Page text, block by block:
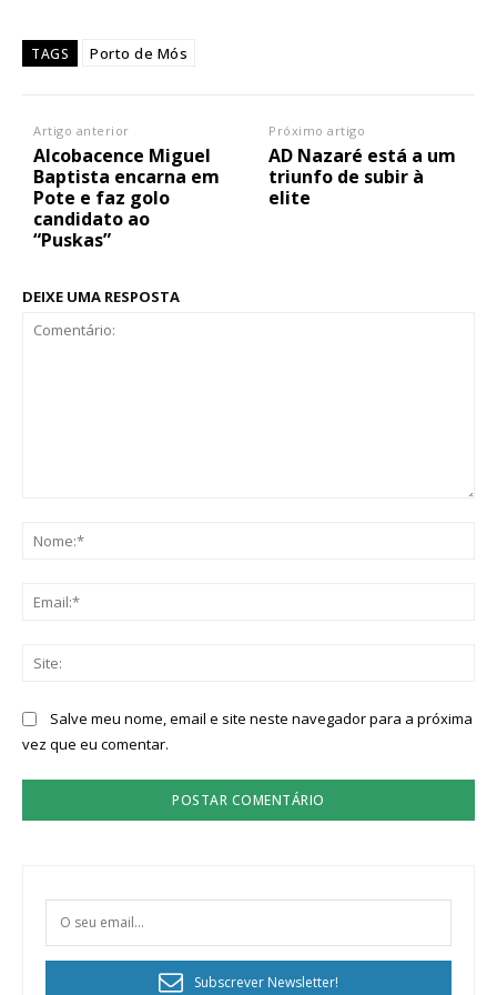
TAGS Porto de Mós
Artigo anterior
Alcobacence Miguel
Baptista encarna em
Pote e faz golo
candidato ao
“Puskas”
Próximo artigo
AD Nazaré está a um
triunfo de subir à
elite
DEIXE UMA RESPOSTA
Salve meu nome, email e site neste navegador para a próxima
vez que eu comentar.
Subscrever Newsletter!